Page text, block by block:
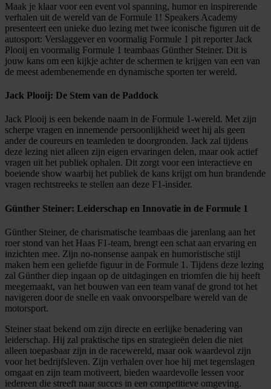
Maak je klaar voor een event vol spanning, humor en inspirerende
verhalen uit de wereld van de Formule 1! Speakers Academy
presenteert een unieke duo lezing met twee iconische figuren uit de
autosport: Verslaggever en voormalig Formule 1 pit reporter Jack
Plooij en voormalig Formule 1 teambaas Günther Steiner. Dit is
jouw kans om een kijkje achter de schermen te krijgen van een van
de meest adembenemende en dynamische sporten ter wereld.
Jack Plooij: De Stem van de Paddock
Jack Plooij is een bekende naam in de Formule 1-wereld. Met zijn
scherpe vragen en innemende persoonlijkheid weet hij als geen
ander de coureurs en teamleden te doorgronden. Jack zal tijdens
deze lezing niet alleen zijn eigen ervaringen delen, maar ook actief
vragen uit het publiek ophalen. Dit zorgt voor een interactieve en
boeiende show waarbij het publiek de kans krijgt om hun brandende
vragen rechtstreeks te stellen aan deze F1-insider.
Günther Steiner: Leiderschap en Innovatie in de Formule 1
Günther Steiner, de charismatische teambaas die jarenlang aan het
roer stond van het Haas F1-team, brengt een schat aan ervaring en
inzichten mee. Zijn no-nonsense aanpak en humoristische stijl
maken hem een geliefde figuur in de Formule 1. Tijdens deze lezing
zal Günther diep ingaan op de uitdagingen en triomfen die hij heeft
meegemaakt, van het bouwen van een team vanaf de grond tot het
navigeren door de snelle en vaak onvoorspelbare wereld van de
motorsport.
Steiner staat bekend om zijn directe en eerlijke benadering van
leiderschap. Hij zal praktische tips en strategieën delen die niet
alleen toepasbaar zijn in de racewereld, maar ook waardevol zijn
voor het bedrijfsleven. Zijn verhalen over hoe hij met tegenslagen
omgaat en zijn team motiveert, bieden waardevolle lessen voor
iedereen die streeft naar succes in een competitieve omgeving.